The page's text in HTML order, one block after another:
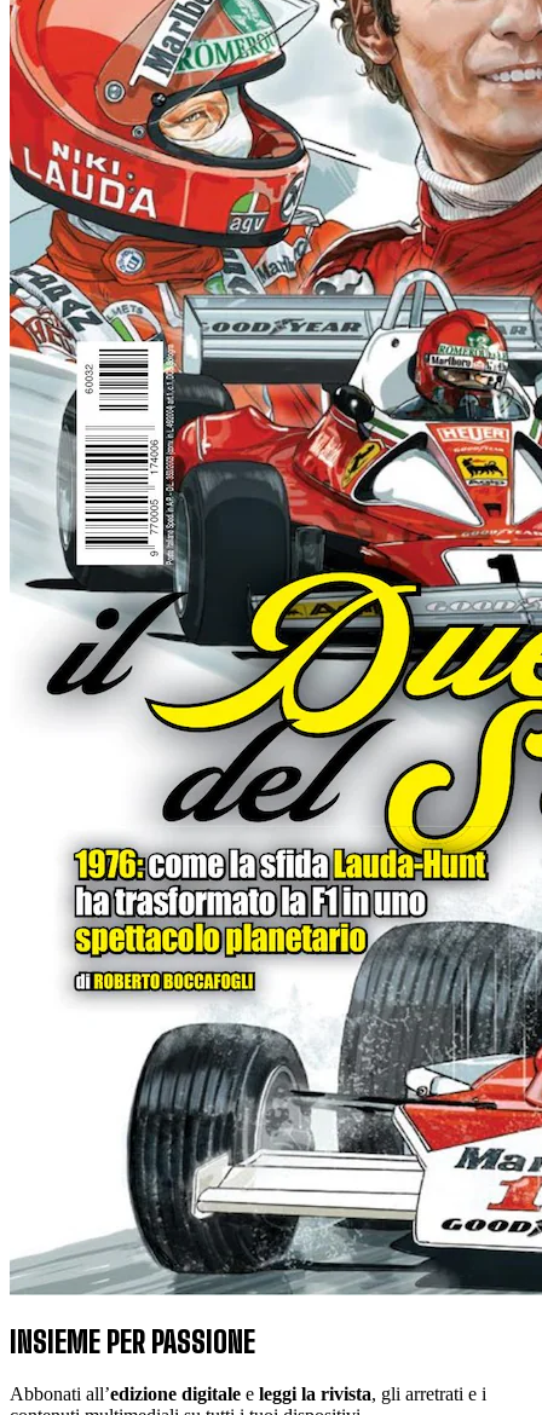
INSIEME PER PASSIONE
Abbonati all’edizione digitale e leggi la rivista, gli arretrati e i